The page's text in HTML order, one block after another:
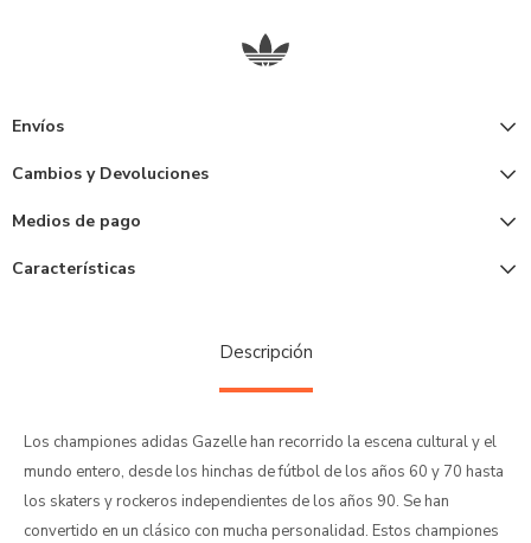
Envíos
Cambios y Devoluciones
Medios de pago
Características
Descripción
Los championes adidas Gazelle han recorrido la escena cultural y el
mundo entero, desde los hinchas de fútbol de los años 60 y 70 hasta
los skaters y rockeros independientes de los años 90. Se han
convertido en un clásico con mucha personalidad. Estos championes